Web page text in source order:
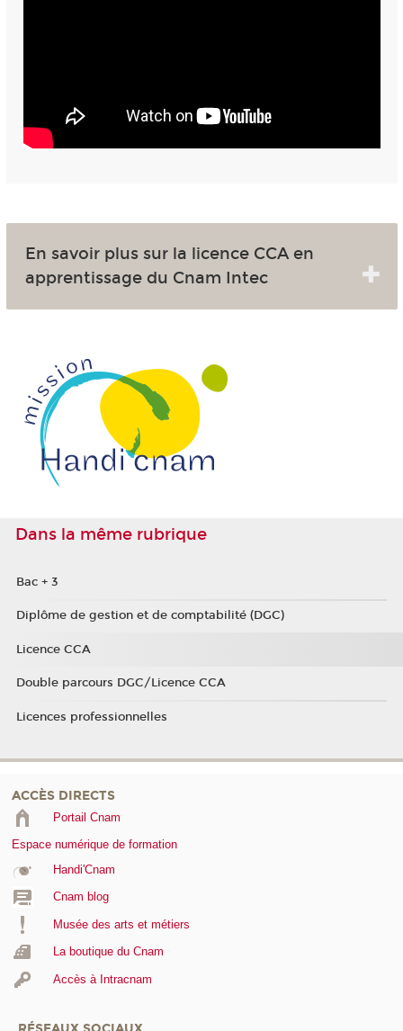
En savoir plus sur la licence CCA en
apprentissage du Cnam Intec
Dans la même rubrique
Bac + 3
Diplôme de gestion et de comptabilité (DGC)
Licence CCA
Double parcours DGC/Licence CCA
Licences professionnelles
ACCÈS DIRECTS
Portail Cnam
Espace numérique de formation
Handi'Cnam
Cnam blog
Musée des arts et métiers
La boutique du Cnam
Accès à Intracnam